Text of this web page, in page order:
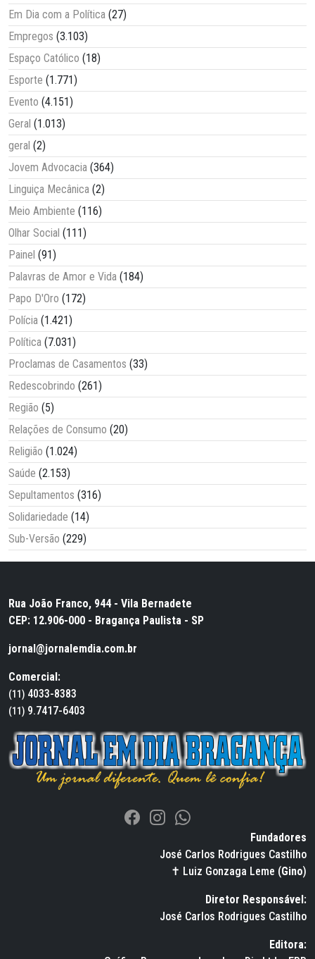
Em Dia com a Política (27)
Empregos (3.103)
Espaço Católico (18)
Esporte (1.771)
Evento (4.151)
Geral (1.013)
geral (2)
Jovem Advocacia (364)
Linguiça Mecânica (2)
Meio Ambiente (116)
Olhar Social (111)
Painel (91)
Palavras de Amor e Vida (184)
Papo D'Oro (172)
Polícia (1.421)
Política (7.031)
Proclamas de Casamentos (33)
Redescobrindo (261)
Região (5)
Relações de Consumo (20)
Religião (1.024)
Saúde (2.153)
Sepultamentos (316)
Solidariedade (14)
Sub-Versão (229)
Rua João Franco, 944 - Vila Bernadete
CEP: 12.906-000 - Bragança Paulista - SP
jornal@jornalemdia.com.br
Comercial:
(11) 4033-8383
(11) 9.7417-6403
Fundadores
José Carlos Rodrigues Castilho
✝ Luiz Gonzaga Leme (Gino)
Diretor Responsável:
José Carlos Rodrigues Castilho
Editora: